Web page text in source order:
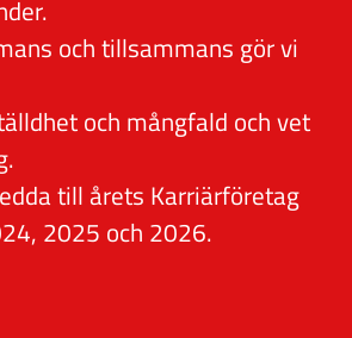
och tillsammans gör vi
och mångfald och vet
till årets Karriärföretag
2025 och 2026.